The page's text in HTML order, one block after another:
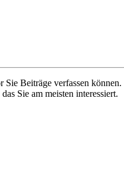
Sie Beiträge verfassen
Sie am meisten interessiert.